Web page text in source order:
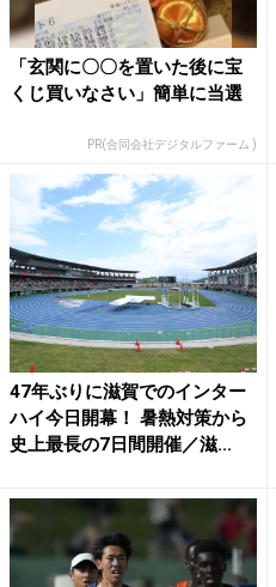
「玄関に〇〇を置いた後に宝
くじ買いなさい」簡単に当選
PR(合同会社デジタルファーム )
47年ぶりに滋賀でのインター
ハイ今日開幕！ 暑熱対策から
史上最長の7日間開催／滋...